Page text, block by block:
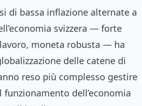
di bassa inflazione alternate a
svizzera — forte
moneta robusta — ha
delle catene di
reso più complesso gestire
dell’economia